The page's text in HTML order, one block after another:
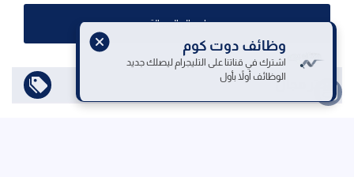
وظائف دوت كوم
اشترك في قناتنا على التليجرام ليصلك جديد
الوظائف أولاً بأول
إرسال الرسالة
اختر مجال